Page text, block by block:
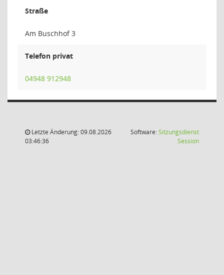
Straße
Am Buschhof 3
Telefon privat
04948 912948
Letzte Änderung: 09.08.2026
03:46:36
Software:Sitzungsdienst
Session(Wird in